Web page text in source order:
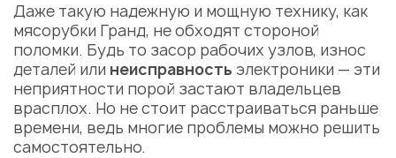
Даже такую надежную и мощную технику, как
мясорубки Гранд, не обходят стороной
поломки. Будь то засор рабочих узлов, износ
деталей или неисправность электроники — эти
неприятности порой застают владельцев
врасплох. Но не стоит расстраиваться раньше
времени, ведь многие проблемы можно решить
самостоятельно.